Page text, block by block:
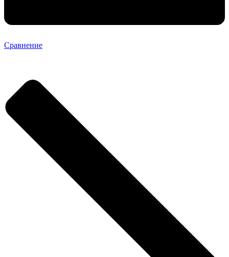
Сравнение